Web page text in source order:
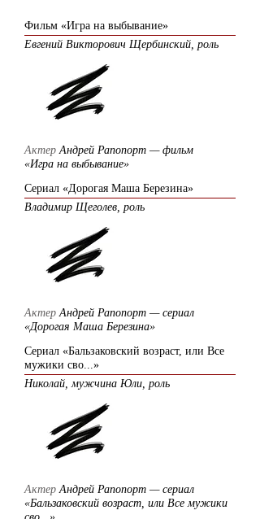
Фильм «Игра на выбывание»
Евгений Викторович Щербинский, роль
АктерАндрей Рапопорт — фильм
«Игра на выбывание»
Сериал «Дорогая Маша Березина»
Владимир Щеголев, роль
АктерАндрей Рапопорт — сериал
«Дорогая Маша Березина»
Сериал «Бальзаковский возраст, или Все
мужики сво...»
Николай, мужчина Юли, роль
АктерАндрей Рапопорт — сериал
«Бальзаковский возраст, или Все мужики